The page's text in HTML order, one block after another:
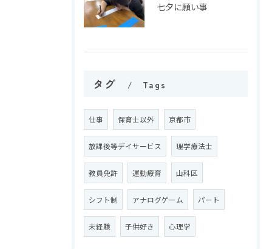
七夕に願い事
タグ Tags
仕事 保育士以外 京都市
放課後等デイサービス 理学療法士
教員免許 運動療育 山科区
シフト制 アナログゲーム パート
未経験 子供好き 心理学